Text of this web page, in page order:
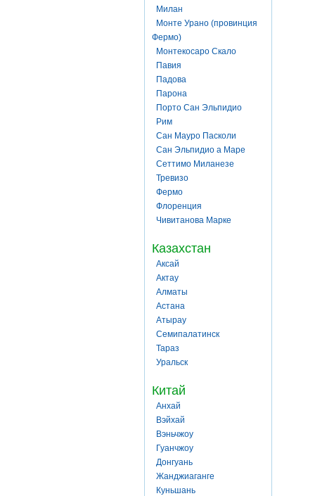
Милан
Монте Урано (провинция
Фермо)
Монтекосаро Скало
Павия
Падова
Парона
Порто Сан Эльпидио
Рим
Сан Мауро Пасколи
Сан Эльпидио а Маре
Сеттимо Миланезе
Тревизо
Фермо
Флоренция
Чивитанова Марке
Казахстан
Аксай
Актау
Алматы
Астана
Атырау
Семипалатинск
Тараз
Уральск
Китай
Анхай
Вэйхай
Вэньчжоу
Гуанчжоу
Донгуань
Жанджиаганге
Куньшань